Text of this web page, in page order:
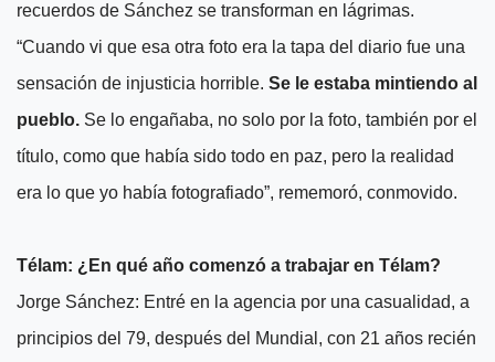
recuerdos de Sánchez se transforman en lágrimas.
“Cuando vi que esa otra foto era la tapa del diario fue una
sensación de injusticia horrible. Se le estaba mintiendo al
pueblo. Se lo engañaba, no solo por la foto, también por el
título, como que había sido todo en paz, pero la realidad
era lo que yo había fotografiado”, rememoró, conmovido.
Télam: ¿En qué año comenzó a trabajar en Télam?
Jorge Sánchez: Entré en la agencia por una casualidad, a
principios del 79, después del Mundial, con 21 años recién